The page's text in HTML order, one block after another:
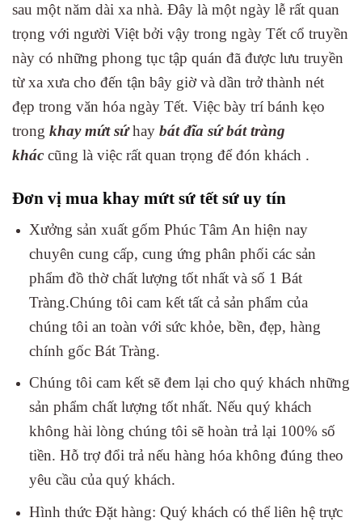
sau một năm dài xa nhà. Đây là một ngày lễ rất quan
trọng với người Việt bởi vậy trong ngày Tết cổ truyền
này có những phong tục tập quán đã được lưu truyền
từ xa xưa cho đến tận bây giờ và dần trở thành nét
đẹp trong văn hóa ngày Tết. Việc bày trí bánh kẹo
trong khay mứt sứhay bát đĩa sứ bát tràng
khác cũng là việc rất quan trọng để đón khách .
Đơn vị mua khay mứt sứ tết sứ uy tín
Xưởng sản xuất gốm Phúc Tâm An hiện nay
chuyên cung cấp, cung ứng phân phối các sản
phẩm đồ thờ chất lượng tốt nhất và số 1 Bát
Tràng.Chúng tôi cam kết tất cả sản phẩm của
chúng tôi an toàn với sức khỏe, bền, đẹp, hàng
chính gốc Bát Tràng.
Chúng tôi cam kết sẽ đem lại cho quý khách những
sản phẩm chất lượng tốt nhất. Nếu quý khách
không hài lòng chúng tôi sẽ hoàn trả lại 100% số
tiền. Hỗ trợ đổi trả nếu hàng hóa không đúng theo
yêu cầu của quý khách.
Hình thức Đặt hàng: Quý khách có thể liên hệ trực